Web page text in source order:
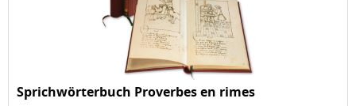
Sprichwörterbuch Proverbes en rimes